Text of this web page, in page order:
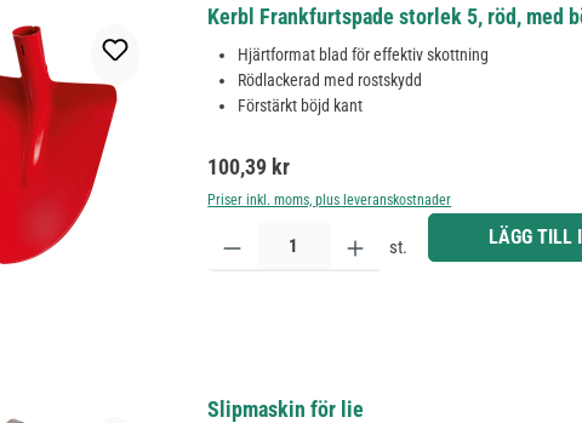
Kerbl Frankfurtspade storlek 5, röd, med
Hjärtformat blad för effektiv skottning
Rödlackerad med rostskydd
Förstärkt böjd kant
Ordinarie pris:
100,39 kr
Priser inkl. moms, plus leveranskostnader
Produktkvantitet: Ange önskat belopp eller använd
st. LÄGG TILL
Slipmaskin för lie